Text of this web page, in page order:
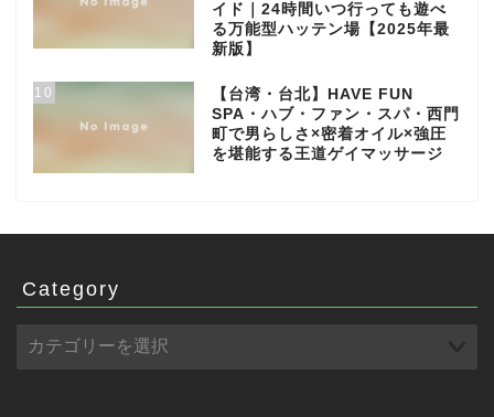
イド｜24時間いつ行っても遊べ
る万能型ハッテン場【2025年最
新版】
10
【台湾・台北】HAVE FUN
SPA・ハブ・ファン・スパ・西門
町で男らしさ×密着オイル×強圧
を堪能する王道ゲイマッサージ
Category